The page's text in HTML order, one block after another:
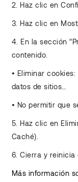
2. Haz clic en
3. Haz clic en
4. En la sección
contenido.
• Eliminar
datos de sitios…
• No permitir que
5. Haz clic en
Caché).
6. Cierra y reinicia
Más información